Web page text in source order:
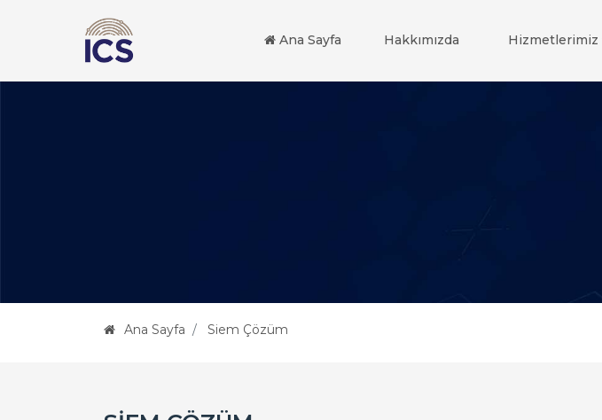
Ana Sayfa Hakkımızda Hizmetlerimiz
Ana Sayfa Siem Çözüm